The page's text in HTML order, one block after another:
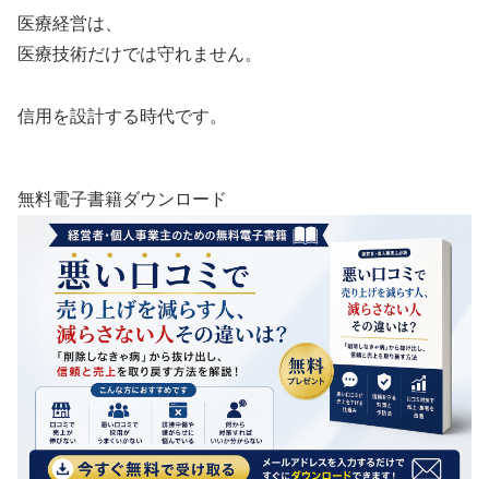
医療経営は、
医療技術だけでは守れません。
信用を設計する時代です。
無料電子書籍ダウンロード